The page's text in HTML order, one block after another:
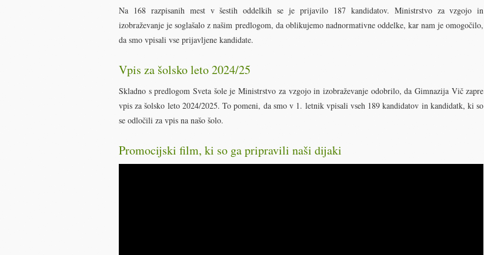
Na 168 razpisanih mest v šestih oddelkih se je prijavilo 187 kandidatov. Ministrstvo za vzgojo in
izobraževanje je soglašalo z našim predlogom, da oblikujemo nadnormativne oddelke, kar nam je omogočilo,
da smo vpisali vse prijavljene kandidate.
Vpis za šolsko leto 2024/25
Skladno s predlogom Sveta šole je Ministrstvo za vzgojo in izobraževanje odobrilo, da Gimnazija Vič zapre
vpis za šolsko leto 2024/2025. To pomeni, da smo v 1. letnik vpisali vseh 189 kandidatov in kandidatk, ki so
se odločili za vpis na našo šolo.
Promocijski film, ki so ga pripravili naši dijaki